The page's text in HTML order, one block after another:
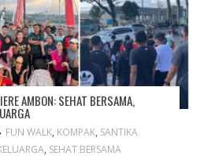
AMBON: SEHAT BERSAMA,
FUN WALK, KOMPAK, SANTIKA
, SEHAT BERSAMA